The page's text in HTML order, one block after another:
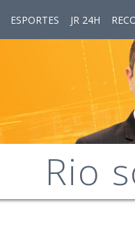
ESPORTES JR 24H
Rio